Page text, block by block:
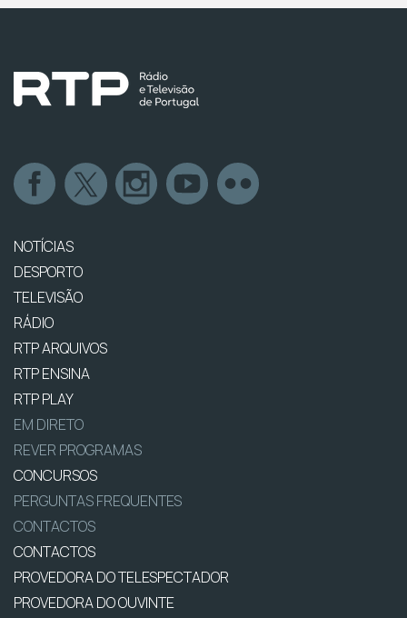
NOTÍCIAS
DESPORTO
TELEVISÃO
RÁDIO
RTP ARQUIVOS
RTP ENSINA
RTP PLAY
EM DIRETO
REVER PROGRAMAS
CONCURSOS
PERGUNTAS FREQUENTES
CONTACTOS
CONTACTOS
PROVEDORA DO TELESPECTADOR
PROVEDORA DO OUVINTE